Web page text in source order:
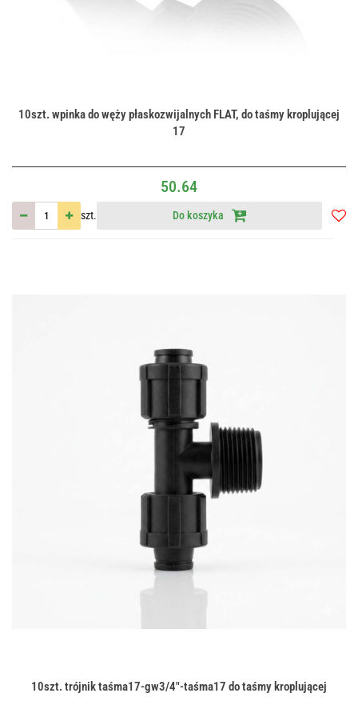
10szt. wpinka do węży płaskozwijalnych FLAT, do taśmy kroplującej
17
50.64
szt. Do koszyka
10szt. trójnik taśma17-gw3/4"-taśma17 do taśmy kroplującej